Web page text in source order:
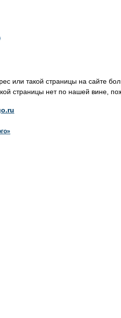
или такой страницы на сайте
страницы нет по нашей вине,